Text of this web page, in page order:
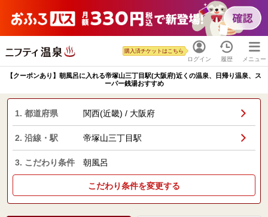
ログイン
購入済チケットはこちら
履歴 メニュー
【クーポンあり】朝風呂に入れる帝塚山三丁目駅(大阪府)近くの温泉、日帰り温泉、ス
ーパー銭湯おすすめ
1. 都道府県 関西(近畿) / 大阪府
2. 沿線・駅 帝塚山三丁目駅
3. こだわり条件 朝風呂
こだわり条件を変更する